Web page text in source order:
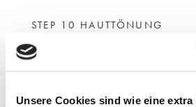
Unsere Cookies sind wie eine
STEP 10 HAUTTÖNUNG
ANWENDUNGS-
STEP BY STEP